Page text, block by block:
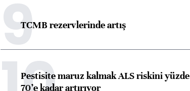
9TCMB rezervlerinde artış
Pestisite maruz kalmak ALS riskini yüzde
70’e kadar artırıyor